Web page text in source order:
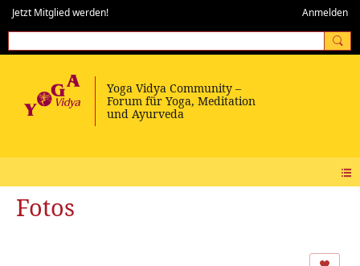
Jetzt Mitglied werden! Anmelden
Fotos